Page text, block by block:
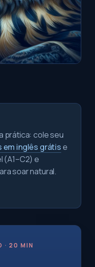
prática: cole seu
inglês grátise
(A1–C2) e
soar natural.
· 20 MIN